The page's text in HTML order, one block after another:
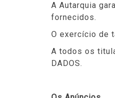
A Autarquia
fornecidos.
O exercício de
A todos os
DADOS.